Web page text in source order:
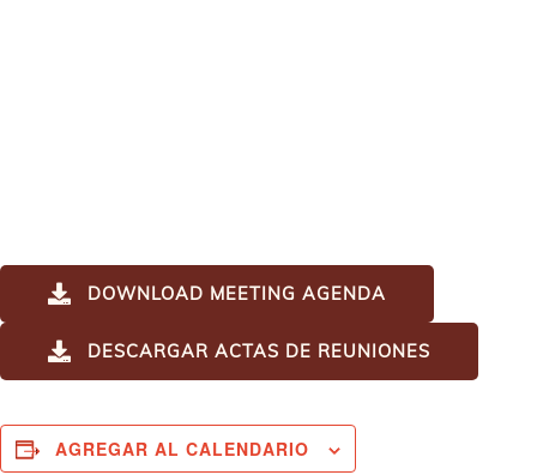
DOWNLOAD MEETING AGENDA
DESCARGAR ACTAS DE REUNIONES
AGREGAR AL CALENDARIO